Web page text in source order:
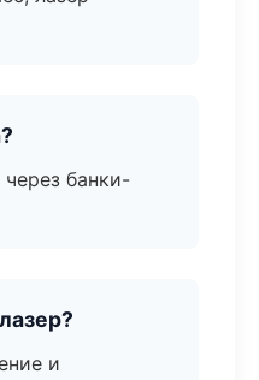
банки-
и